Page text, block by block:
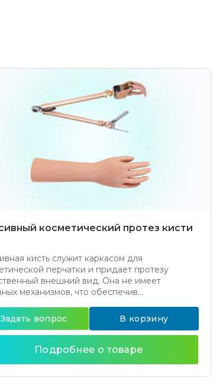
косметический протез кисти
кисть служит каркасом для
перчатки и придает протезу
внешний вид. Она не имеет
механизмов, что обеспечив...
Задать вопрос В корзину
Подробнее о товаре